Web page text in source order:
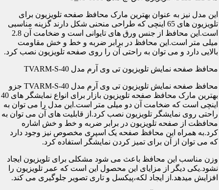
این مدل نیز به عنوان بهترین مارک محافظ صفحه تلویزیون برای
تلویزیون های 65 اینچی که طراحی منحنی شکل دارند گزینه مناسبی
است.این محافظ از جنس ورق های تایوانی است و ضخامت آن 2.8
میلی متر است.این محافظ در برابر ضربه و خط و خش مقاومت
بالایی دارد و می توان به راحتی آن را روی صفحه تلویزیون نصب کرد.
محافظ صفحه نمایش تلویزیون تی وی آرم مدل TVARM-S-40
محافظ صفحه نمایش تلویزیون تی وی آرم مدل TVARM-S-40 جزو
بهترین مارک محافظ صفحه تلویزیون بازار برای انواع نمایشگر های 40
اینچی است که ضخامت آن دو میلی متر است.این مدل را می توان به
راحتی روی نمایشگر تلویزیون نصب کرد.از قابلیت های آن می توان به
محافظت از صفحه تلویزیون در برابر ضربه و خط و خش اشاره
کرد.به همراه این محافظ صفحه یک اسپری مخصوص نیز وجود دارد
که می توان از آن برای تمیز کردن نمایشگر استفاده کرد.
وزن مناسب این محافظ باعث می شود مشکلی برای تلویزیون ایجاد
نشود.یکی دیگر از مزایای این محصول این است که عمر تلویزیون را
افزایش میدهد.از ایجاد لکه،پیکسل و تاری تصویر جلوگیری می کند.